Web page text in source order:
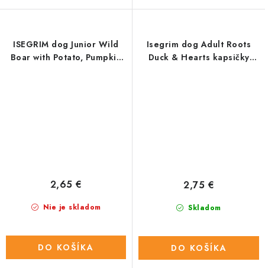
ISEGRIM dog Junior Wild
Boar with Potato, Pumpkin
Nie je skladom
2,65 €
DO KOŠÍKA
Isegrim dog Adult Roots
Duck & Hearts kapsičky
Skladom
2,75 €
DO KOŠÍKA